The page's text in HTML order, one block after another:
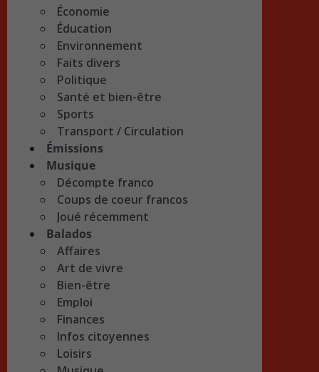
Économie
Éducation
Environnement
Faits divers
Politique
Santé et bien-être
Sports
Transport / Circulation
Émissions
Musique
Décompte franco
Coups de coeur francos
Joué récemment
Balados
Affaires
Art de vivre
Bien-être
Emploi
Finances
Infos citoyennes
Loisirs